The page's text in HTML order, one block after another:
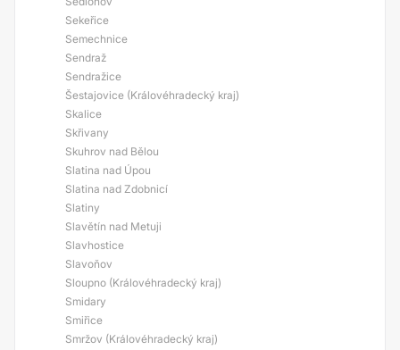
Sekeřice
Semechnice
Sendraž
Sendražice
Šestajovice (Královéhradecký kraj)
Skalice
Skřivany
Skuhrov nad Bělou
Slatina nad Úpou
Slatina nad Zdobnicí
Slatiny
Slavětín nad Metuji
Slavhostice
Slavoňov
Sloupno (Královéhradecký kraj)
Smidary
Smiřice
Smržov (Královéhradecký kraj)